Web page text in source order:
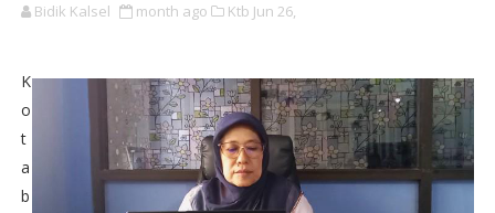
Bidik Kalsel month ago Ktb Jun 26,
‎K
o
t
a
b